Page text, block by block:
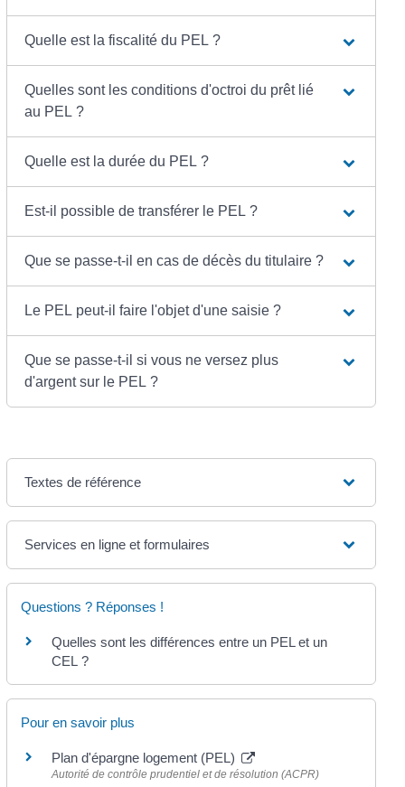
Quelle est la fiscalité du PEL ?
Quelles sont les conditions d'octroi du prêt lié
au PEL ?
Quelle est la durée du PEL ?
Est-il possible de transférer le PEL ?
Que se passe-t-il en cas de décès du titulaire ?
Le PEL peut-il faire l'objet d'une saisie ?
Que se passe-t-il si vous ne versez plus
d'argent sur le PEL ?
Textes de référence
Services en ligne et formulaires
Questions ? Réponses !
Quelles sont les différences entre un PEL et un
CEL ?
Pour en savoir plus
Plan d'épargne logement (PEL)
Autorité de contrôle prudentiel et de résolution (ACPR)